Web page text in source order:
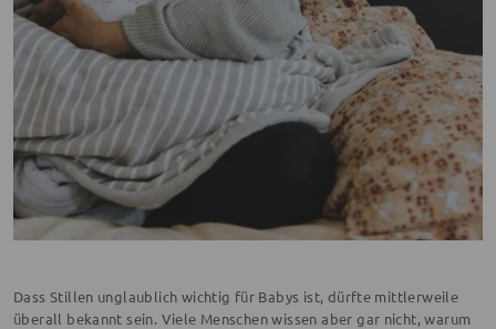
Dass Stillen unglaublich wichtig für Babys ist, dürfte mittlerweile
überall bekannt sein. Viele Menschen wissen aber gar nicht, warum